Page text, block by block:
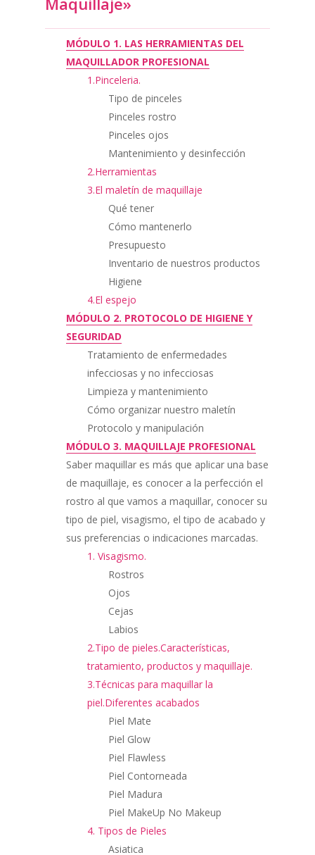
MÓDULO 1. LAS HERRAMIENTAS DEL
MAQUILLADOR PROFESIONAL
1.Pinceleria.
Tipo de pinceles
Pinceles rostro
Pinceles ojos
Mantenimiento y desinfección
2.Herramientas
3.El maletín de maquillaje
Qué tener
Cómo mantenerlo
Presupuesto
Inventario de nuestros productos
Higiene
4.El espejo
MÓDULO 2. PROTOCOLO DE HIGIENE Y
SEGURIDAD
Tratamiento de enfermedades
infecciosas y no infecciosas
Limpieza y mantenimiento
Cómo organizar nuestro maletín
Protocolo y manipulación
MÓDULO 3. MAQUILLAJE PROFESIONAL
Saber maquillar es más que aplicar una base
de maquillaje, es conocer a la perfección el
rostro al que vamos a maquillar, conocer su
tipo de piel, visagismo, el tipo de acabado y
sus preferencias o indicaciones marcadas.
1. Visagismo.
Rostros
Ojos
Cejas
Labios
2.Tipo de pieles.Características,
tratamiento, productos y maquillaje.
3.Técnicas para maquillar la
piel.Diferentes acabados
Piel Mate
Piel Glow
Piel Flawless
Piel Contorneada
Piel Madura
Piel MakeUp No Makeup
4. Tipos de Pieles
Asiatica